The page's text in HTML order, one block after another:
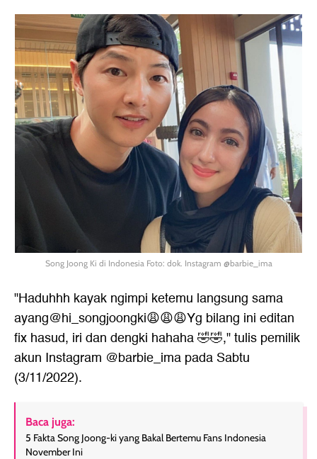
Song Joong Ki di Indonesia Foto: dok. Instagram @barbie_ima
"Haduhhh kayak ngimpi ketemu langsung sama
ayang@hi_songjoongki😩😩😩Yg bilang ini editan
fix hasud, iri dan dengki hahaha 🤣🤣," tulis pemilik
akun Instagram @barbie_ima pada Sabtu
(3/11/2022).
Baca juga:
5 Fakta Song Joong-ki yang Bakal Bertemu Fans Indonesia
November Ini